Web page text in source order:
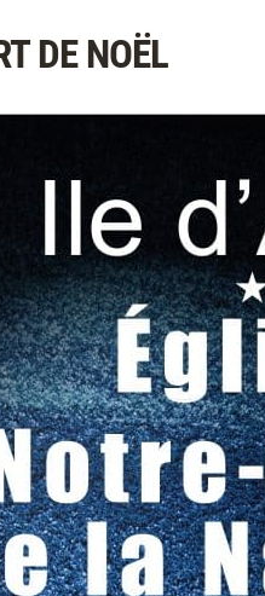
DE NOËL